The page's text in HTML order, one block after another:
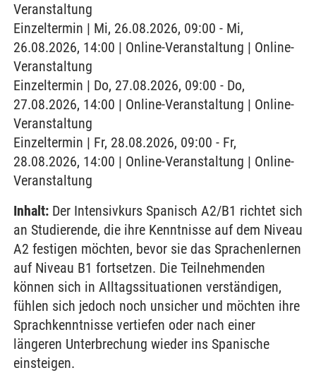
Veranstaltung
Einzeltermin | Mi, 26.08.2026, 09:00 - Mi,
26.08.2026, 14:00 | Online-Veranstaltung | Online-
Veranstaltung
Einzeltermin | Do, 27.08.2026, 09:00 - Do,
27.08.2026, 14:00 | Online-Veranstaltung | Online-
Veranstaltung
Einzeltermin | Fr, 28.08.2026, 09:00 - Fr,
28.08.2026, 14:00 | Online-Veranstaltung | Online-
Veranstaltung
Inhalt: Der Intensivkurs Spanisch A2/B1 richtet sich
an Studierende, die ihre Kenntnisse auf dem Niveau
A2 festigen möchten, bevor sie das Sprachenlernen
auf Niveau B1 fortsetzen. Die Teilnehmenden
können sich in Alltagssituationen verständigen,
fühlen sich jedoch noch unsicher und möchten ihre
Sprachkenntnisse vertiefen oder nach einer
längeren Unterbrechung wieder ins Spanische
einsteigen.